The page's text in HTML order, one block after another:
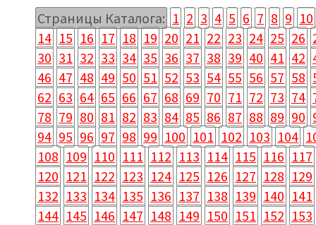
Страницы Каталога: 1 2 3 4 5 6 7 8 9 10
14 15 16 17 18 19 20 21 22 23 24 25 26
30 31 32 33 34 35 36 37 38 39 40 41 42
46 47 48 49 50 51 52 53 54 55 56 57 58
62 63 64 65 66 67 68 69 70 71 72 73 74
78 79 80 81 82 83 84 85 86 87 88 89 90
94 95 96 97 98 99 100 101 102 103 104
108 109 110 111 112 113 114 115 116 117
120 121 122 123 124 125 126 127 128 129
132 133 134 135 136 137 138 139 140 141
144 145 146 147 148 149 150 151 152 153